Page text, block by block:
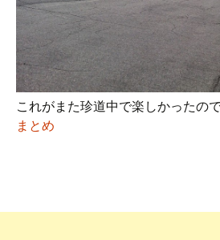
これがまた珍道中で楽しかったの
まとめ